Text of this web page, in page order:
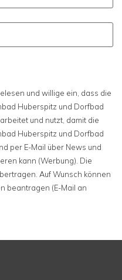
und willige ein, dass die
Huberspitz und Dorfbad
und nutzt, damit die
Huberspitz und Dorfbad
per E-Mail über News und
kann (Werbung). Die
Auf Wunsch können
beantragen (E-Mail an